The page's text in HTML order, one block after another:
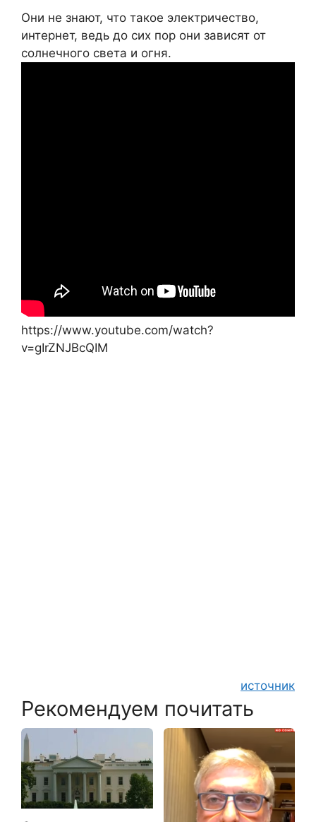
Они не знают, что такое электричество,
интернет, ведь до сих пор они зависят от
солнечного света и огня.
https://www.youtube.com/watch?
v=gIrZNJBcQIM
источник
Рекомендуем почитать